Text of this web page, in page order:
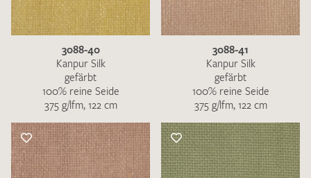
3088-40
Kanpur Silk
gefärbt
100% reine Seide
375 g/lfm, 122 cm
3088-41
Kanpur Silk
gefärbt
100% reine Seide
375 g/lfm, 122 cm